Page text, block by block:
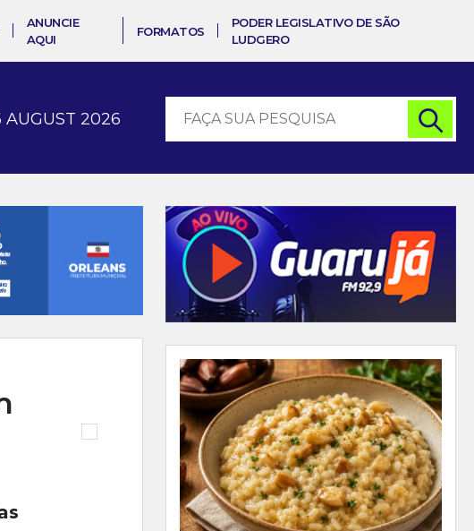
ANUNCIE
AQUI
FORMATOS
PODER LEGISLATIVO DE SÃO
LUDGERO
AUGUST 2026